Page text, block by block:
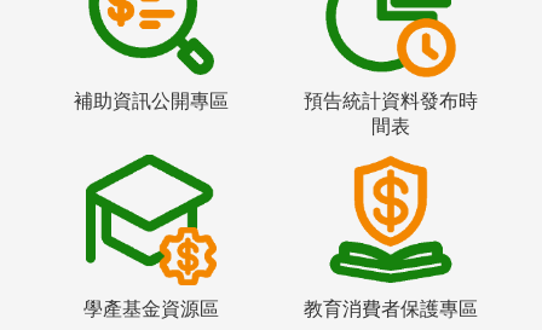
補助資訊公開專區
預告統計資料發布時
間表
學產基金資源區 教育消費者保護專區